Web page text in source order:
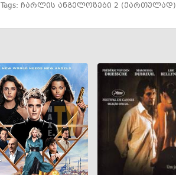
Tags: ჩარლის ანგელოზები 2 (ქართულად)